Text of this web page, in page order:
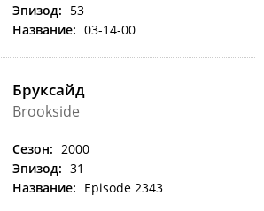
Эпизод: 53
Название: 03-14-00
Бруксайд
Brookside
Сезон: 2000
Эпизод: 31
Название: Episode 2343